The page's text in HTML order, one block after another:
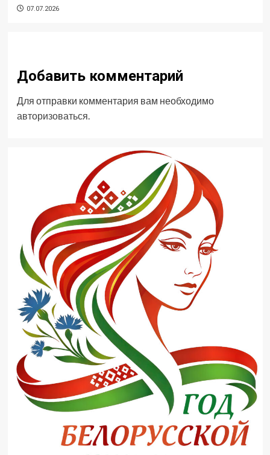
07.07.2026
Добавить комментарий
Для отправки комментария вам необходимо
авторизоваться.